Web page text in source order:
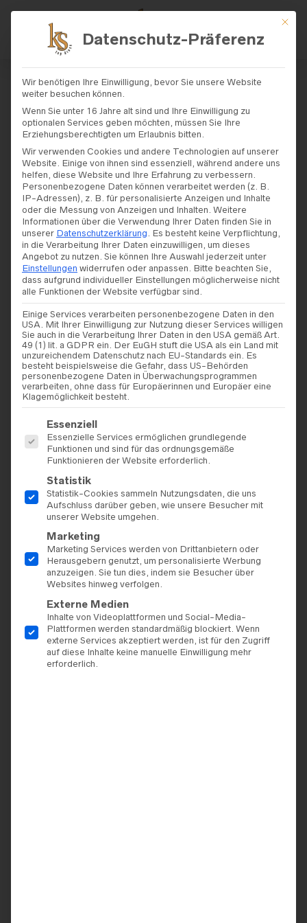
START/SHOP/ BRAUTKLEIDER/JARIC
/ JARICE – MODELL „FANCY“
Jarice – Modell „Fancy“
Mit
Datenschutz-Präferenz
Wir benötigen Ihre Einwilligung, bevor Sie unsere Website
weiter besuchen können.
Wenn Sie unter 16 Jahre alt sind und Ihre Einwilligung zu
optionalen Services geben möchten, müssen Sie Ihre
Erziehungsberechtigten um Erlaubnis bitten.
Wir verwenden Cookies und andere Technologien auf unserer
Website. Einige von ihnen sind essenziell, während andere uns
helfen, diese Website und Ihre Erfahrung zu verbessern.
Personenbezogene Daten können verarbeitet werden (z. B.
IP-Adressen), z. B. für personalisierte Anzeigen und Inhalte
oder die Messung von Anzeigen und Inhalten. Weitere
Informationen über die Verwendung Ihrer Daten finden Sie in
unserer Datenschutzerklärung. Es besteht keine Verpflichtung,
in die Verarbeitung Ihrer Daten einzuwilligen, um dieses
Angebot zu nutzen. Sie können Ihre Auswahl jederzeit unter
Einstellungen widerrufen oder anpassen. Bitte beachten Sie,
dass aufgrund individueller Einstellungen möglicherweise nicht
alle Funktionen der Website verfügbar sind.
Einige Services verarbeiten personenbezogene Daten in den
USA. Mit Ihrer Einwilligung zur Nutzung dieser Services willigen
Sie auch in die Verarbeitung Ihrer Daten in den USA gemäß Art.
49 (1) lit. a GDPR ein. Der EuGH stuft die USA als ein Land mit
unzureichendem Datenschutz nach EU-Standards ein. Es
besteht beispielsweise die Gefahr, dass US-Behörden
personenbezogene Daten in Überwachungsprogrammen
verarbeiten, ohne dass für Europäerinnen und Europäer eine
Klagemöglichkeit besteht.
Es folgt eine Liste der Service-Gruppen, für die eine
Essenziell
Essenzielle Services ermöglichen grundlegende
Funktionen und sind für das ordnungsgemäße
Funktionieren der Website erforderlich.
Statistik
Statistik-Cookies sammeln Nutzungsdaten, die uns
Aufschluss darüber geben, wie unsere Besucher mit
unserer Website umgehen.
Marketing
Marketing Services werden von Drittanbietern oder
Herausgebern genutzt, um personalisierte Werbung
anzuzeigen. Sie tun dies, indem sie Besucher über
Websites hinweg verfolgen.
Externe Medien
Inhalte von Videoplattformen und Social-Media-
Plattformen werden standardmäßig blockiert. Wenn
externe Services akzeptiert werden, ist für den Zugriff
auf diese Inhalte keine manuelle Einwilligung mehr
erforderlich.